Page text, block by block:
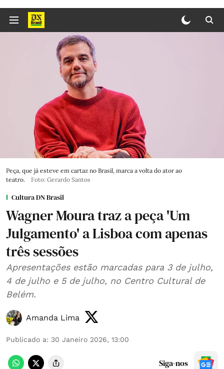
Peça, que já esteve em cartaz no Brasil, marca a volta do ator ao
teatro.
Foto: Gerardo Santos
Cultura DN Brasil
Wagner Moura traz a peça 'Um
Julgamento' a Lisboa com apenas
três sessões
Apresentações estão marcadas para 3 de julho,
4 de julho e 5 de julho, no Centro Cultural de
Belém.
Amanda Lima
Publicado a: 30 Janeiro 2026, 13:00
Siga-nos